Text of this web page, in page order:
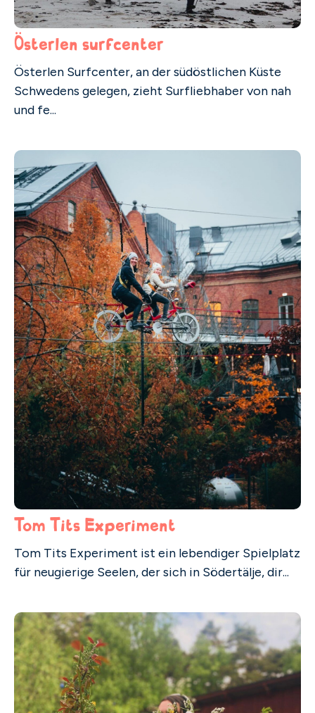
Österlen surfcenter
Österlen Surfcenter, an der südöstlichen Küste
Schwedens gelegen, zieht Surfliebhaber von nah
und fe...
Tom Tits Experiment
Tom Tits Experiment ist ein lebendiger Spielplatz
für neugierige Seelen, der sich in Södertälje, dir...